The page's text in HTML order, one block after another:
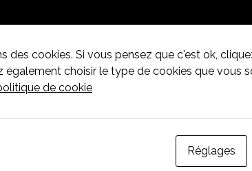
des cookies. Si vous pensez que c'est ok,
également choisir le type de cookies que vous
de cookie
Réglages